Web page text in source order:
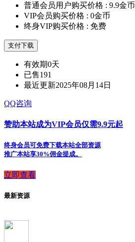
普通会员用户购买价格 : 9.9金币
VIP会员购买价格 : 0金币
终身VIP购买价格 : 免费
支付下载
有效期0天
已售191
最近更新2025年08月14日
QQ咨询
赞助本站成为VIP会员仅需9.9元起
终身会员可免费下载本站全部资源
推广本站享30%佣金提成。
立即查看
最新资源